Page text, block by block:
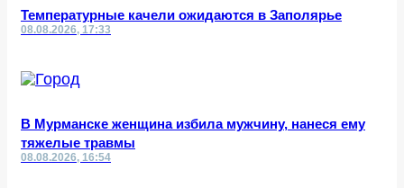
Температурные качели ожидаются в Заполярье
08.08.2026, 17:33
В Мурманске женщина избила мужчину, нанеся ему
тяжелые травмы
08.08.2026, 16:54